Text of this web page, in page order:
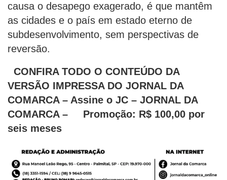
causa o desapego exagerado, é que mantêm
as cidades e o país em estado eterno de
subdesenvolvimento, sem perspectivas de
reversão.
CONFIRA TODO O CONTEÚDO DA
VERSÃO IMPRESSA DO JORNAL DA
COMARCA – Assine o JC – JORNAL DA
COMARCA – Promoção: R$ 100,00 por
seis meses